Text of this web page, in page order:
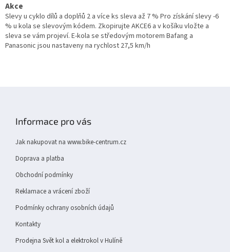
á
d
a
c
i
Akce
Slevy u cyklo dílů a doplňů 2 a více ks sleva až 7 % Pro získání slevy -6
% u kola se slevovým kódem. Zkopirujte AKCE6 a v košíku vložte a
sleva se vám projeví. E-kola se středovým motorem Bafang a
Panasonic jsou nastaveny na rychlost 27,5 km/h
Informace pro vás
Jak nakupovat na www.bike-centrum.cz
Doprava a platba
Obchodní podmínky
Reklamace a vrácení zboží
Podmínky ochrany osobních údajů
Kontakty
Prodejna Svět kol a elektrokol v Hulíně